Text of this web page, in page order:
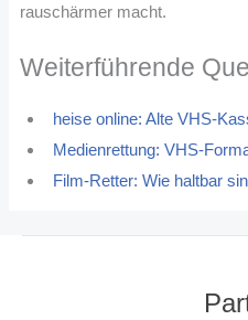
rauschärmer macht.
Weiterführende
heise online: Alte VHS-
Medienrettung: VHS-
Film-Retter: Wie haltbar